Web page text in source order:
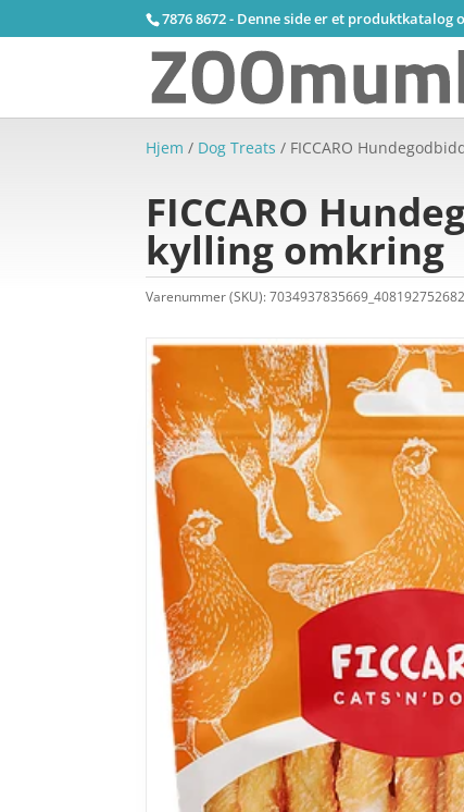
7876 8672 - Denne side er et
Hjem / Dog Treats / FICCARO
FICCARO
kylling omkring
Varenummer (SKU):